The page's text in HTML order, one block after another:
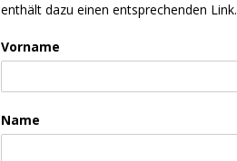
enthält dazu einen entsprechenden Link.
Vorname
Name